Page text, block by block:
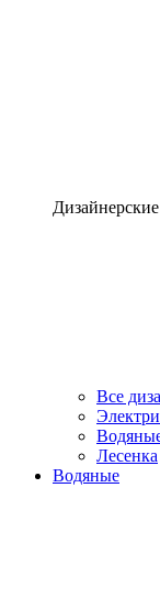
Дизайнерские
Все
Лесенка
Водяные